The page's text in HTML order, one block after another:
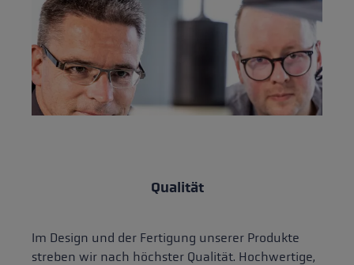
Qualität
Im Design und der Fertigung unserer Produkte
streben wir nach höchster Qualität. Hochwertige,